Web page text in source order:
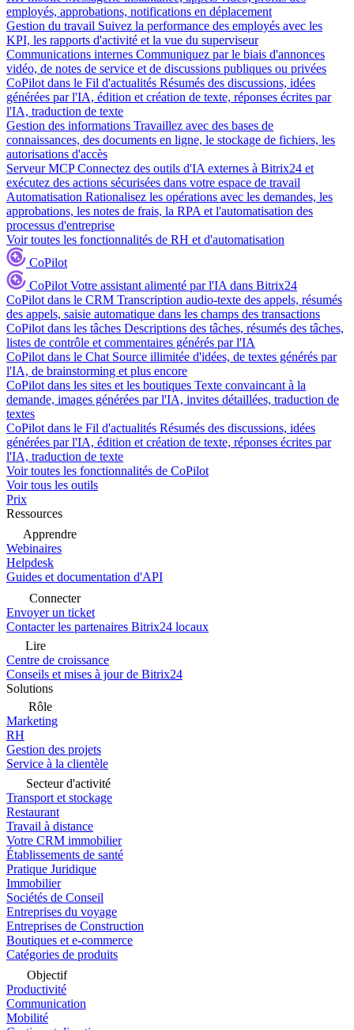
employés, approbations, notifications en déplacement
Gestion du travail Suivez la performance des employés avec les
KPI, les rapports d'activité et la vue du superviseur
Communications internes Communiquez par le biais d'annonces
vidéo, de notes de service et de discussions publiques ou privées
CoPilot dans le Fil d'actualités Résumés des discussions, idées
générées par l'IA, édition et création de texte, réponses écrites par
l'IA, traduction de texte
Gestion des informations Travaillez avec des bases de
connaissances, des documents en ligne, le stockage de fichiers, les
autorisations d'accès
Serveur MCP Connectez des outils d'IA externes à Bitrix24 et
exécutez des actions sécurisées dans votre espace de travail
Automatisation Rationalisez les opérations avec les demandes, les
approbations, les notes de frais, la RPA et l'automatisation des
processus d'entreprise
Voir toutes les fonctionnalités de RH et d'automatisation
CoPilot
CoPilot Votre assistant alimenté par l'IA dans Bitrix24
CoPilot dans le CRM Transcription audio-texte des appels, résumés
des appels, saisie automatique dans les champs des transactions
CoPilot dans les tâches Descriptions des tâches, résumés des tâches,
listes de contrôle et commentaires générés par l'IA
CoPilot dans le Chat Source illimitée d'idées, de textes générés par
l'IA, de brainstorming et plus encore
CoPilot dans les sites et les boutiques Texte convaincant à la
demande, images générées par l'IA, invites détaillées, traduction de
textes
CoPilot dans le Fil d'actualités Résumés des discussions, idées
générées par l'IA, édition et création de texte, réponses écrites par
l'IA, traduction de texte
Voir toutes les fonctionnalités de CoPilot
Voir tous les outils
Prix
Ressources
Apprendre
Webinaires
Helpdesk
Guides et documentation d'API
Connecter
Envoyer un ticket
Contacter les partenaires Bitrix24 locaux
Lire
Centre de croissance
Conseils et mises à jour de Bitrix24
Solutions
Rôle
Marketing
RH
Gestion des projets
Service à la clientèle
Secteur d'activité
Transport et stockage
Restaurant
Travail à distance
Votre CRM immobilier
Établissements de santé
Pratique Juridique
Immobilier
Sociétés de Conseil
Entreprises du voyage
Entreprises de Construction
Boutiques et e-commerce
Catégories de produits
Objectif
Productivité
Communication
Mobilité